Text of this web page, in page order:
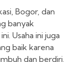
Bogor, dan
banyak
Usaha ini juga
baik karena
dan berdiri.